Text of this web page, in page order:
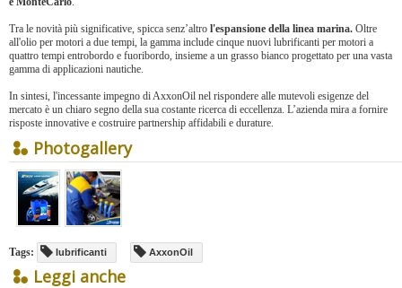
Tra le novità più significative, spicca senz’altro l'espansione della linea marina. Oltre
all'olio per motori a due tempi, la gamma include cinque nuovi lubrificanti per motori a
quattro tempi entrobordo e fuoribordo, insieme a un grasso bianco progettato per una vasta
gamma di applicazioni nautiche.
In sintesi, l'incessante impegno di AxxonOil nel rispondere alle mutevoli esigenze del
mercato è un chiaro segno della sua costante ricerca di eccellenza. L’azienda mira a fornire
risposte innovative e costruire partnership affidabili e durature.
Photogallery
Tags: lubrificanti AxxonOil
Leggi anche